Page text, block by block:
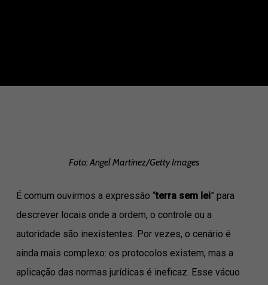
Foto: Angel Martinez/Getty Images
É comum ouvirmos a expressão “terra sem lei” para
descrever locais onde a ordem, o controle ou a
autoridade são inexistentes. Por vezes, o cenário é
ainda mais complexo: os protocolos existem, mas a
aplicação das normas jurídicas é ineficaz. Esse vácuo